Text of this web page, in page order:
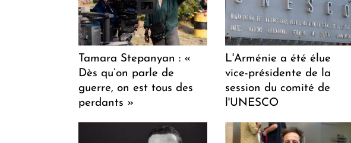
Tamara Stepanyan : «
Dès qu’on parle de
guerre, on est tous des
perdants »
L'Arménie a été élue
vice-présidente de la
session du comité de
l'UNESCO